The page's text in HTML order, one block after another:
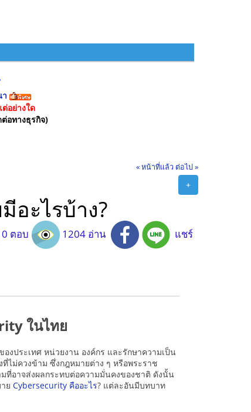
อย่างใด
อทางธุรกิจ)
« หน้าที่แล้ว ต่อไป »
+
อะไรบ้าง?
0 ตอบ 1204 อ่าน แชร์
ในไทย
งประเทศ หน่วยงาน องค์กร และรักษาความเป็น
ไม่ควงข้าม ซึ่งกฎหมายต่าง ๆ หรือพระราช
ที่อาจส่งผลกระทบต่อความมั่นคงของชาติ ดังนั้น
ย Cybersecurity คืออะไร? แต่ละอันมีบทบาท